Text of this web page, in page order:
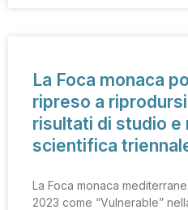
La Foca monaca
ripreso a
risultati di studio e
scientifica
La Foca monaca
2023 come “Vulnerable”